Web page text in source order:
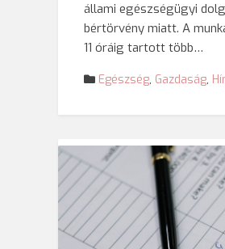
állami egészségügyi
bértörvény miatt. A
11 óráig tartott több…
Egészség, Gazdaság,